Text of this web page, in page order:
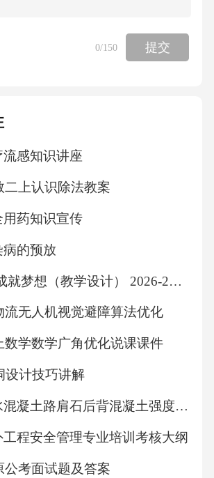
0/150 提交
流感知识讲座
二上认识除法教案
用药知识宣传
的预放
3.2学习成就梦想（教学设计） 2026-2027学年统编版道德与法治 七年级上册
流无人机视觉避障算法优化
数学数学广角优化说课课件
设计技巧讲解
再生透水混凝土路肩石后背混凝土强度监理细则
程安全管理专业培训考核大纲
公考面试题及答案